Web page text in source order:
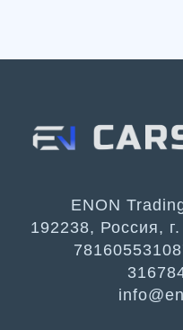
ENON
192238, Россия,